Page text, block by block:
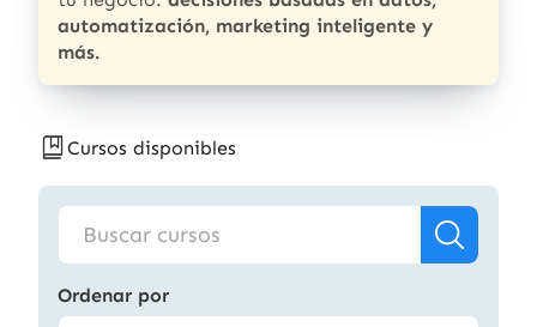
automatización, marketing inteligente y
más.
Cursos disponibles
Ordenar por